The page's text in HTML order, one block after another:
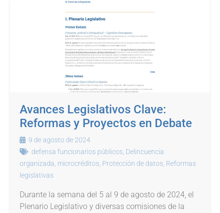
Avances Legislativos Clave:
Reformas y Proyectos en Debate
9 de agosto de 2024
defensa funcionarios públicos Delincuencia
organizada microcréditos Protección de datos Reformas
legislativas
Durante la semana del 5 al 9 de agosto de 2024, el
Plenario Legislativo y diversas comisiones de la